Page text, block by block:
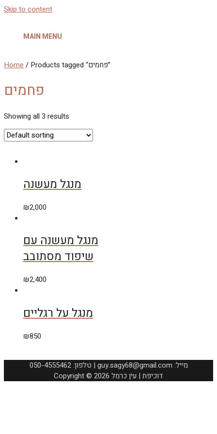
Skip to content
MAIN MENU
Home / Products tagged “פחמים”
פחמים
Showing all 3 results
מנגל מעשנה
₪2,000
מנגל מעשנה עם
שיפוד מסתובב
₪2,400
מנגל על רגליים
₪850
050-4555462 :טלפון | guy.sagy68@gmail.com :מייל
Copyright © 2026 דוכיפת | עין כרמל